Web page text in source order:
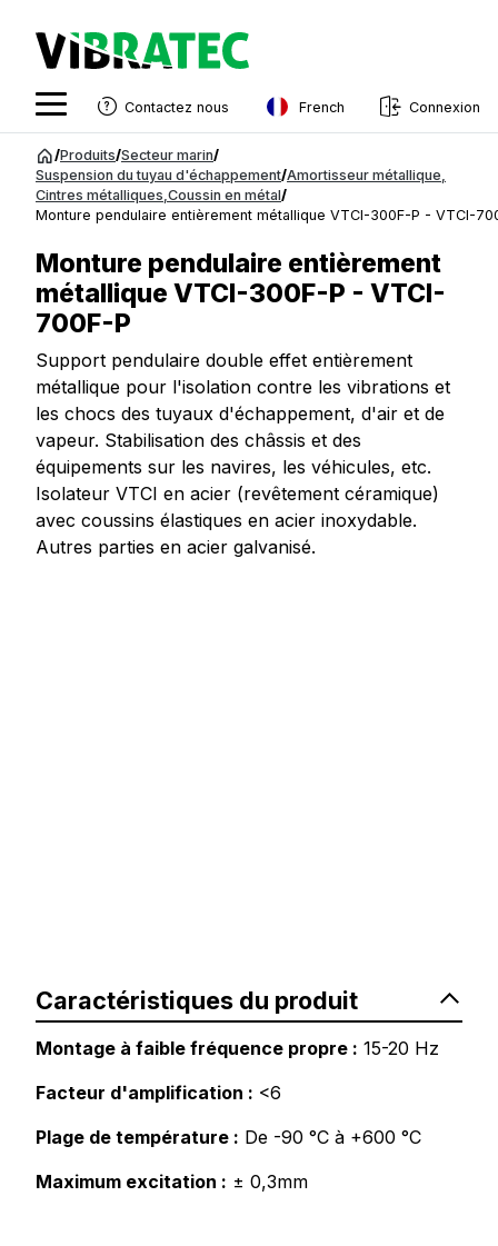
contenu
Contactez nous French
Swedish
Norwegian
French
Estonian
Finnish
Danish
Connexion
/Produits/Secteur marin/
Suspension du tuyau d'échappement/Amortisseur métallique
Cintres métalliques Coussin en métal/
Monture pendulaire entièrement métallique VTCI-300F-P - VTCI-
Monture pendulaire entièrement
métallique VTCI-300F-P - VTCI-
700F-P
Support pendulaire double effet entièrement
métallique pour l'isolation contre les vibrations et
les chocs des tuyaux d'échappement, d'air et de
vapeur. Stabilisation des châssis et des
équipements sur les navires, les véhicules, etc.
Isolateur VTCI en acier (revêtement céramique)
avec coussins élastiques en acier inoxydable.
Autres parties en acier galvanisé.
Caractéristiques du produit
Montage à faible fréquence propre : 15-20 Hz
Facteur d'amplification : <6
Plage de température : De -90 °C à +600 °C
Maximum excitation : ± 0,3mm